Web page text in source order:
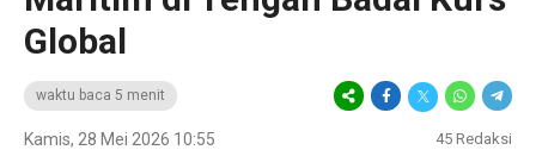
Global
waktu baca 5 menit
Kamis, 28 Mei 2026 10:55 45 Redaksi